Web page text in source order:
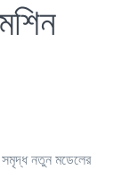
নতুন মডেলের